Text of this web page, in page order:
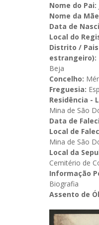
Nome do Pai:
Nome da
Data de
Local do
Distrito /
estrangeiro):
Beja
Concelho:
Freguesia:
Residência -
Mina de São
Data de
Local de
Mina de São
Local da
Cemitério de
Informação
Biografia
Assento de